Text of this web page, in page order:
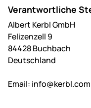
Verantwortliche
Albert Kerbl GmbH
Felizenzell 9
84428 Buchbach
Deutschland
Email: info@kerbl.com